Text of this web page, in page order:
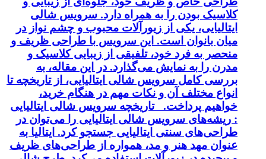
کلاسیک بودن را به همراه دارد. سرویس شالی
ایتالیایی، یکی از زیورآلات محبوب و چشم نواز در
میان بانوان است. این سرویس با طراحی ظریف و
منحصر به فرد خود، تلفیقی از زیبایی کلاسیک و
مدرن را به نمایش می‌گذارد. در این مقاله، به
بررسی کامل سرویس شالی ایتالیایی، از تاریخچه تا
انواع مختلف آن و نکات مهم در هنگام خرید،
خواهیم پرداخت. تاریخچه سرویس شالی ایتالیایی
: ریشه‌های سرویس شالی ایتالیایی را می‌توان در
طراحی‌های سنتی ایتالیایی جستجو کرد. ایتالیا به
عنوان مهد هنر و مد، همواره از طراحی‌های ظریف